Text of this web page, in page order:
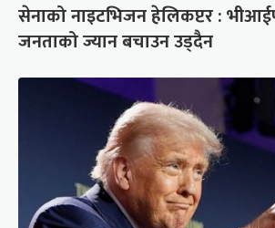
सेनाको नाइटभिजन हेलिकप्टर :
जनताको ज्यान बचाउन उड्दैन